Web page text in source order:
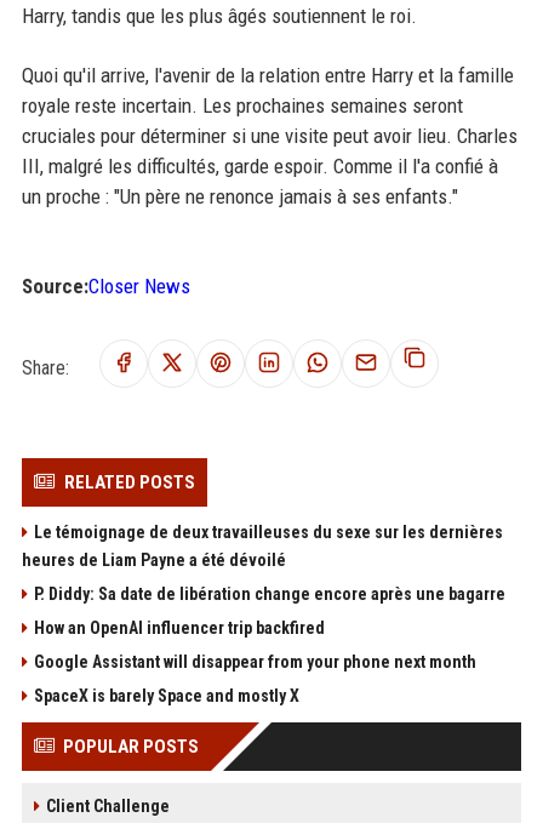
Harry, tandis que les plus âgés soutiennent le roi.
Quoi qu'il arrive, l'avenir de la relation entre Harry et la famille
royale reste incertain. Les prochaines semaines seront
cruciales pour déterminer si une visite peut avoir lieu. Charles
III, malgré les difficultés, garde espoir. Comme il l'a confié à
un proche : "Un père ne renonce jamais à ses enfants."
Source:Closer News
Share:
RELATED POSTS
Le témoignage de deux travailleuses du sexe sur les dernières
heures de Liam Payne a été dévoilé
P. Diddy: Sa date de libération change encore après une bagarre
How an OpenAI influencer trip backfired
Google Assistant will disappear from your phone next month
SpaceX is barely Space and mostly X
POPULAR POSTS
Client Challenge